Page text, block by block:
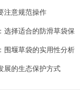
注意规范操作
选择适合的防滑草袋保
围堰草袋的实用性分析
展的生态保护方式